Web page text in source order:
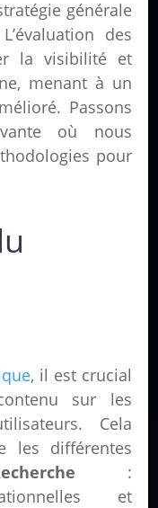
générale
des
la visibilité et
menant à un
Passons
où nous
pour
, il est crucial
sur les
Cela
les différentes
:
et